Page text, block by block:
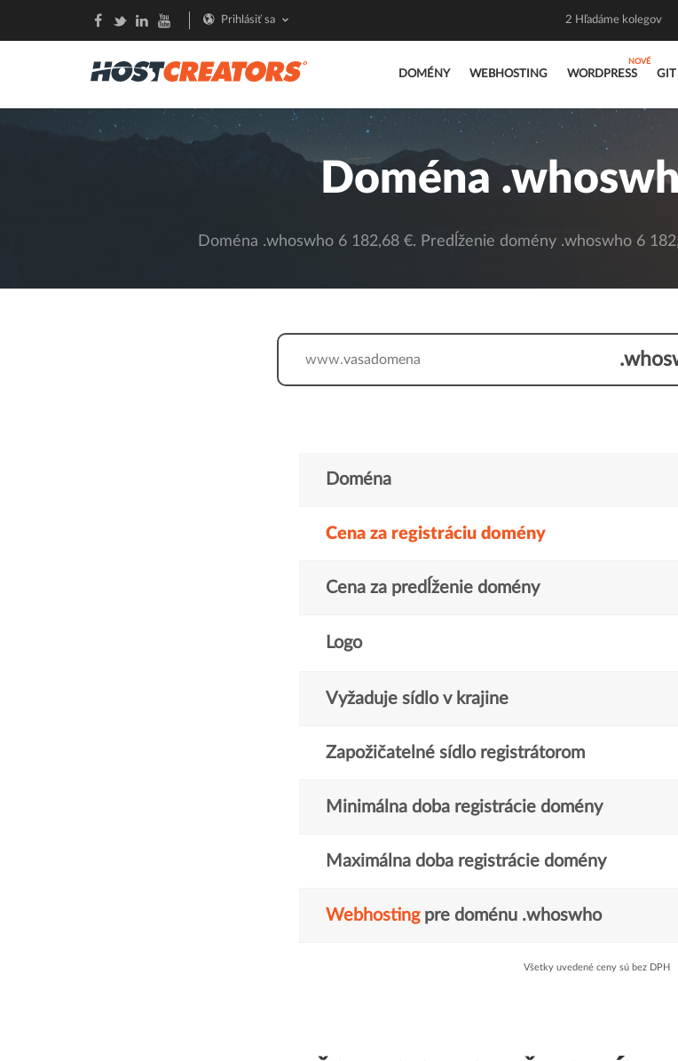
DOMÉNY WEBHOSTING WORDPRESS GIT
Prihlásiť sa 2 Hľadáme kolegov
Doména
Doména .whoswho 6 182,68 €. Predĺženie domény .whoswho 6
www.
Doména
Cena za registráciu domény
Cena za predĺženie domény
Logo
Vyžaduje sídlo v krajine
Zapožičatelné sídlo registrátorom
Minimálna doba registrácie domény
Maximálna doba registrácie domény
Webhostingpre doménu .whoswho
Všetky uvedené ceny sú bez DPH